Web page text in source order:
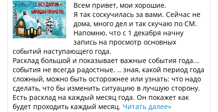
Всем привет, мои хорошие.
Я так соскучилась за вами. Сейчас не
дома, много дел и так скучаю по СМ.
Напомню, что с 1 декабря начну
запись на просмотр основных
событий наступающего года.
Расклад большой и показывает важные события года...
события не всегда радостные. .. зная, какой период года
сложный, можно быть осторожнее или узнать: что надо
сделать, что бы изменить ситуацию в лучшую сторону.
Есть расклад на каждый месяц года. Он покажет как
будет проходить каждый месяц. Читать далее»